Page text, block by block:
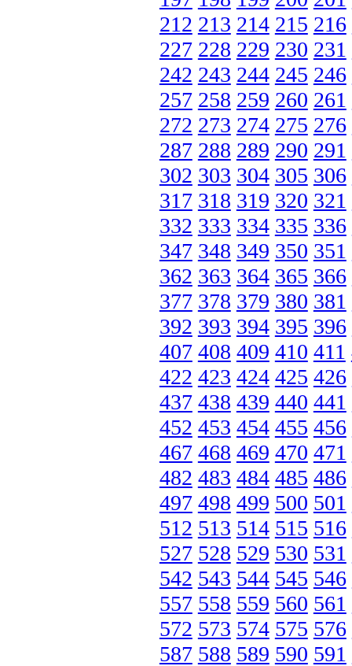
212 213 214 215 216
227 228 229 230 231
242 243 244 245 246
257 258 259 260 261
272 273 274 275 276
287 288 289 290 291
302 303 304 305 306
317 318 319 320 321
332 333 334 335 336
347 348 349 350 351
362 363 364 365 366
377 378 379 380 381
392 393 394 395 396
407 408 409 410 411
422 423 424 425 426
437 438 439 440 441
452 453 454 455 456
467 468 469 470 471
482 483 484 485 486
497 498 499 500 501
512 513 514 515 516
527 528 529 530 531
542 543 544 545 546
557 558 559 560 561
572 573 574 575 576
587 588 589 590 591